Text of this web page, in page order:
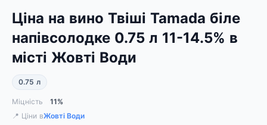
Ціна на вино Твіші Tamada біле
напівсолодке 0.75 л 11-14.5% в
місті Жовті Води
0.75 л
Міцність
11%
📍 Ціни вЖовті Води